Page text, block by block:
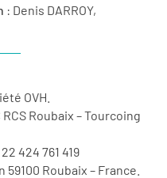
: Denis DARROY,
OVH.
Roubaix – Tourcoing
424 761 419
Roubaix – France.